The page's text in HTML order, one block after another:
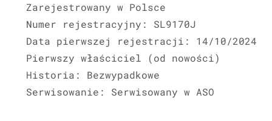
Zarejestrowany w Polsce
Numer rejestracyjny: SL9170J
Data pierwszej rejestracji: 14/10/2024
Pierwszy właściciel (od nowości)
Historia: Bezwypadkowe
Serwisowanie: Serwisowany w ASO